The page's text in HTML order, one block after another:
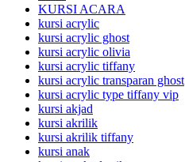
KURSI ACARA
kursi acrylic
kursi acrylic ghost
kursi acrylic olivia
kursi acrylic tiffany
kursi acrylic transparan ghost
kursi acrylic type tiffany vip
kursi akjad
kursi akrilik
kursi akrilik tiffany
kursi anak